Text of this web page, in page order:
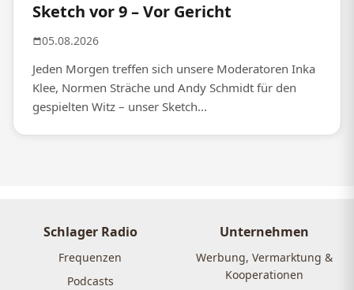
Sketch vor 9 – Vor Gericht
05.08.2026
Jeden Morgen treffen sich unsere Moderatoren Inka
Klee, Normen Sträche und Andy Schmidt für den
gespielten Witz – unser Sketch...
Schlager Radio
Frequenzen
Podcasts
Unternehmen
Werbung, Vermarktung &
Kooperationen